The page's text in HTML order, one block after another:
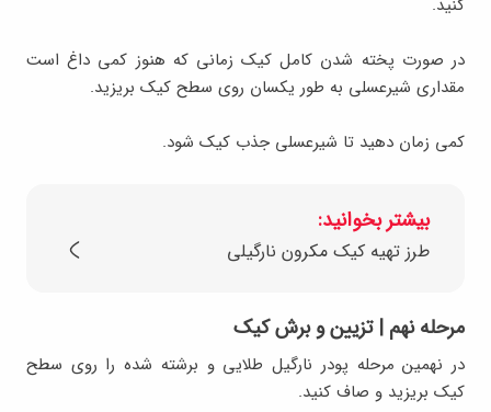
کنید.
در صورت پخته شدن کامل کیک زمانی که هنوز کمی داغ است
مقداری شیرعسلی به طور یکسان روی سطح کیک بریزید.
کمی زمان دهید تا شیرعسلی جذب کیک شود.
بیشتر بخوانید:
طرز تهیه کیک مکرون نارگیلی
مرحله نهم | تزیین و برش کیک
در نهمین مرحله پودر نارگیل طلایی و برشته شده را روی سطح
کیک بریزید و صاف کنید.